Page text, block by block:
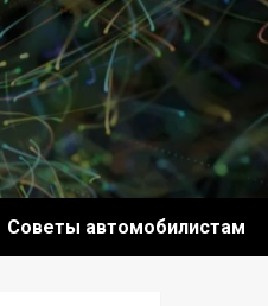
Советы автомобилистам